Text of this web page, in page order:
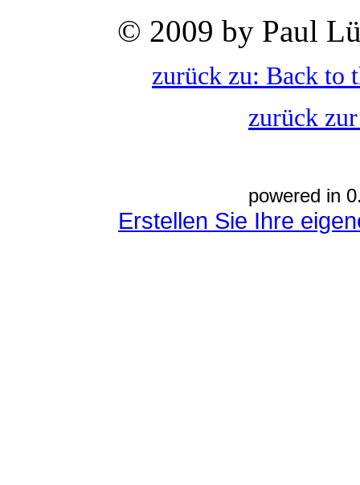
© 2009 by Paul
zurück zu: Back to
zurück
powered in
Erstellen Sie Ihre